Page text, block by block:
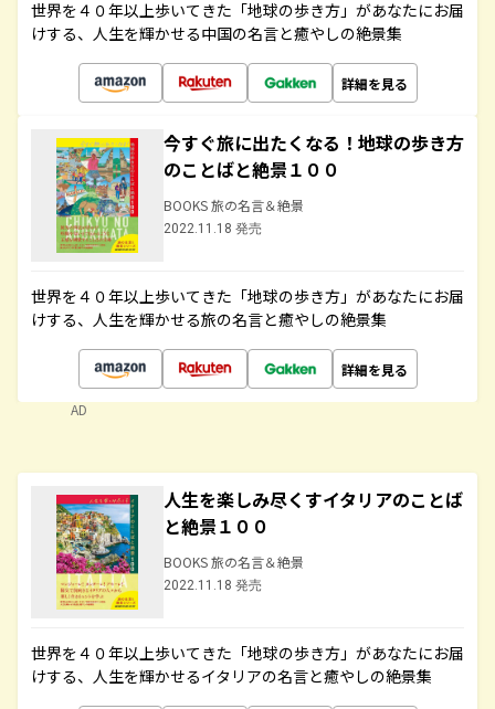
世界を４０年以上歩いてきた「地球の歩き方」があなたにお届
けする、人生を輝かせる中国の名言と癒やしの絶景集
詳細を見る
今すぐ旅に出たくなる！地球の歩き方
のことばと絶景１００
BOOKS 旅の名言＆絶景
2022.11.18 発売
世界を４０年以上歩いてきた「地球の歩き方」があなたにお届
けする、人生を輝かせる旅の名言と癒やしの絶景集
詳細を見る
AD
人生を楽しみ尽くすイタリアのことば
と絶景１００
BOOKS 旅の名言＆絶景
2022.11.18 発売
世界を４０年以上歩いてきた「地球の歩き方」があなたにお届
けする、人生を輝かせるイタリアの名言と癒やしの絶景集